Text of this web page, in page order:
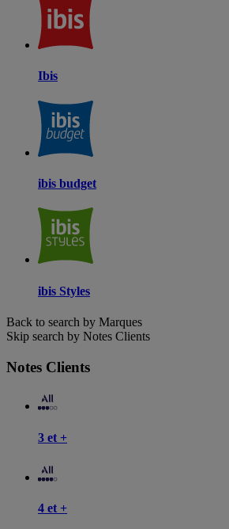
Ibis
ibis budget
ibis Styles
Back to search by Marques
Skip search by Notes Clients
Notes Clients
3 et +
4 et +